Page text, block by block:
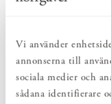
Vi använder
annonserna till
sociala medier och
sådana identifierare
Bruksföremål och
Denna avokadovas